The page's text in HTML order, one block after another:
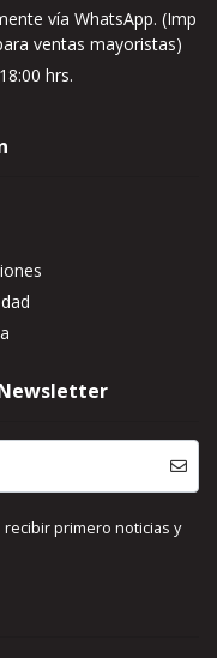
vía WhatsApp. (Imp
ventas mayoristas)
hrs.
primero noticias y